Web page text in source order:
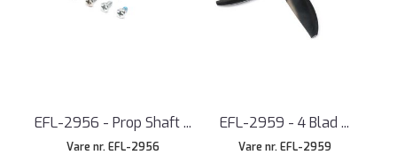
EFL-2956 - Prop Shaft ...
Vare nr. EFL-2956
EFL-2959 - 4 Blad ...
Vare nr. EFL-2959